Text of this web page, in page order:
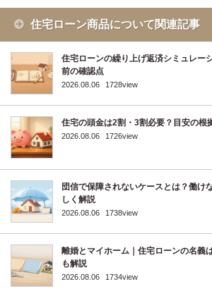
住宅ローン商品について関連記事
住宅ローンの繰り上げ返済シミュレー
前の確認点
2026.08.06 1728view
住宅の頭金は2割・3割必要？目安の根
2026.08.06 1726view
団信で保障されないケースとは？働け
しく解説
2026.08.06 1738view
離婚とマイホーム｜住宅ローンの名義
も解説
2026.08.06 1734view